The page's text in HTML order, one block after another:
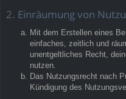
2. Einräumung von
Mit dem Erstellen eines
einfaches, zeitlich und
unentgeltliches Recht,
nutzen.
Das Nutzungsrecht nach
Kündigung des